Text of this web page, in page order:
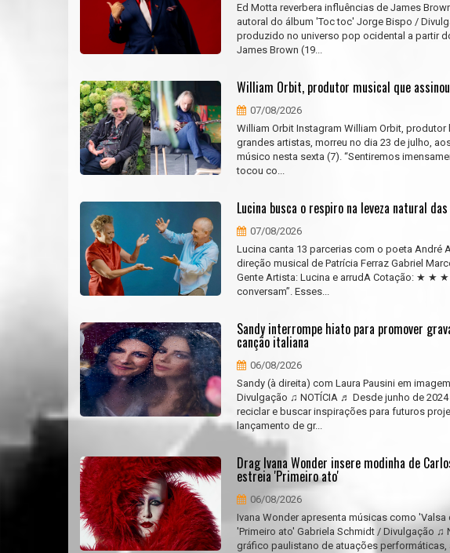
Ed Motta reverbera influências de James
autoral do álbum 'Toc toc' Jorge Bispo /
produzido no universo pop ocidental a partir
James Brown (19...
William Orbit, produtor musical que
07/08/2026
William Orbit Instagram William Orbit,
grandes artistas, morreu no dia 23 de julho,
músico nesta sexta (7). “Sentiremos
tocou co...
Lucina busca o respiro na leveza natural
07/08/2026
Lucina canta 13 parcerias com o poeta André
direção musical de Patrícia Ferraz Gabriel
Gente Artista: Lucina e arrudA Cotação: ★ ★
conversam”. Esses...
Sandy interrompe hiato para promover
canção italiana
06/08/2026
Sandy (à direita) com Laura Pausini em
Divulgação ♫ NOTÍCIA ♬ Desde junho de
reciclar e buscar inspirações para futuros
lançamento de gr...
Drag Ivana Wonder insere modinha de
estreia 'Primeiro ato'
06/08/2026
Ivana Wonder apresenta músicas como
'Primeiro ato' Gabriela Schmidt / Divulgação
gráfico paulistano de atuações performáticas,